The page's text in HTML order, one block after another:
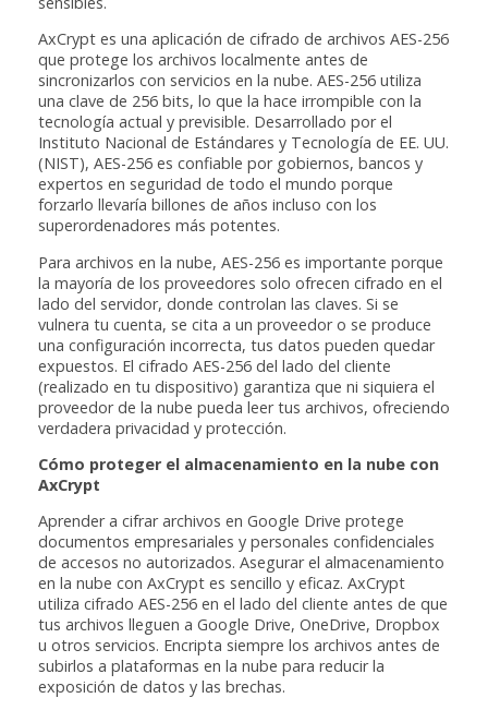
AxCrypt es una aplicación de cifrado de archivos AES-256
que protege los archivos localmente antes de
sincronizarlos con servicios en la nube. AES-256 utiliza
una clave de 256 bits, lo que la hace irrompible con la
tecnología actual y previsible. Desarrollado por el
Instituto Nacional de Estándares y Tecnología de EE. UU.
(NIST), AES-256 es confiable por gobiernos, bancos y
expertos en seguridad de todo el mundo porque
forzarlo llevaría billones de años incluso con los
superordenadores más potentes.
Para archivos en la nube, AES-256 es importante porque
la mayoría de los proveedores solo ofrecen cifrado en el
lado del servidor, donde controlan las claves. Si se
vulnera tu cuenta, se cita a un proveedor o se produce
una configuración incorrecta, tus datos pueden quedar
expuestos. El cifrado AES-256 del lado del cliente
(realizado en tu dispositivo) garantiza que ni siquiera el
proveedor de la nube pueda leer tus archivos, ofreciendo
verdadera privacidad y protección.
Cómo proteger el almacenamiento en la nube con
AxCrypt
Aprender a cifrar archivos en Google Drive protege
documentos empresariales y personales confidenciales
de accesos no autorizados. Asegurar el almacenamiento
en la nube con AxCrypt es sencillo y eficaz. AxCrypt
utiliza cifrado AES-256 en el lado del cliente antes de que
tus archivos lleguen a Google Drive, OneDrive, Dropbox
u otros servicios. Encripta siempre los archivos antes de
subirlos a plataformas en la nube para reducir la
exposición de datos y las brechas.